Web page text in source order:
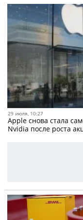
29 июля, 10:27
Apple снова стала
Nvidia после роста